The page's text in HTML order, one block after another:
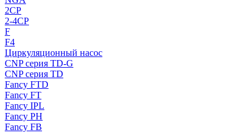
2CP
2-4CP
F
F4
Циркуляционный насос
CNP серия TD-G
CNP серия TD
Fancy FTD
Fancy FT
Fancy IPL
Fancy PH
Fancy FB